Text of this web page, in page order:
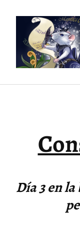
contenido
Día 3 en la